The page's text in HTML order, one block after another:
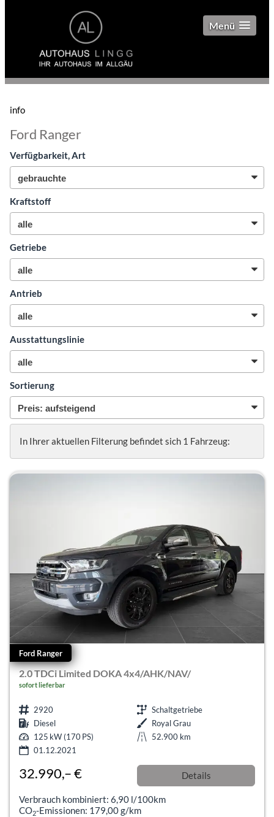
Menü
info
Ford Ranger
Verfügbarkeit, Art
Kraftstoff
Getriebe
Antrieb
Ausstattungslinie
Sortierung
In Ihrer aktuellen Filterung befindet sich 1 Fahrzeug:
Ford Ranger
2.0 TDCi Limited DOKA 4x4/AHK/NAV/
sofort lieferbar
2920
Schaltgetriebe
Diesel
Royal Grau
125 kW (170 PS)
52.900 km
01.12.2021
32.990,– € Details
Verbrauch kombiniert: 6,90 l/100km
CO2-Emissionen: 179,00 g/km